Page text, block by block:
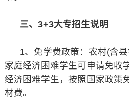
三、3+3大专招生说明
1、免学费政策：农村(含县
家庭经济困难学生可申请免收
经济困难学生，按照国家政策
材费。